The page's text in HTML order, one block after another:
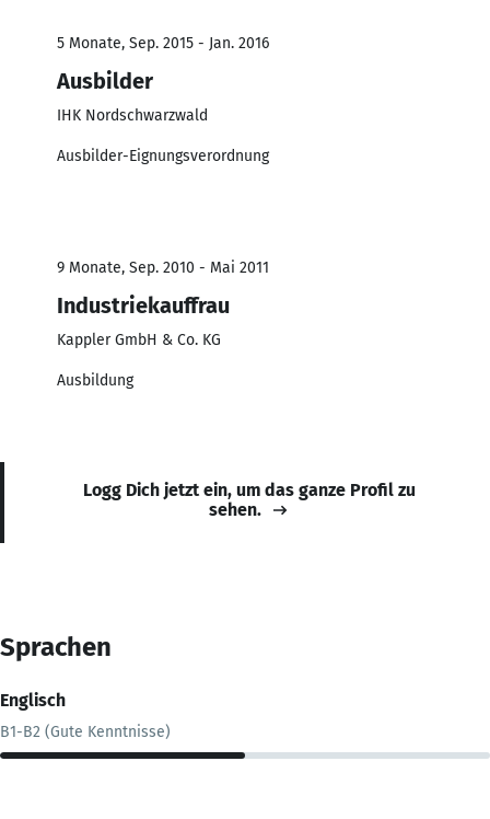
5 Monate, Sep. 2015 - Jan. 2016
Ausbilder
IHK Nordschwarzwald
Ausbilder-Eignungsverordnung
9 Monate, Sep. 2010 - Mai 2011
Industriekauffrau
Kappler GmbH & Co. KG
Ausbildung
Logg Dich jetzt ein, um das ganze Profil zu
sehen.
Sprachen
Englisch
B1-B2 (Gute Kenntnisse)